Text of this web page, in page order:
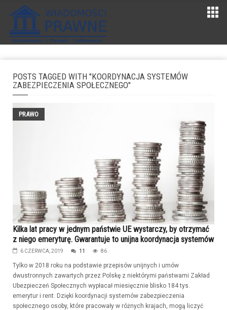
POSTS TAGGED WITH "KOORDYNACJA SYSTEMÓW
ZABEZPIECZENIA SPOŁECZNEGO"
PRAWO
Kilka lat pracy w jednym państwie UE wystarczy, by otrzymać
z niego emeryturę. Gwarantuje to unijna koordynacja systemów
6 CZERWCA, 2019 11 86
Tylko w 2018 roku na podstawie przepisów unijnych i umów
dwustronnych zawartych przez Polskę z niektórymi państwami Zakład
Ubezpieczeń Społecznych wypłacał miesięcznie blisko 184 tys.
emerytur i rent. Dzięki koordynacji systemów zabezpieczenia
społecznego osoby, które pracowały w różnych krajach, mogą liczyć